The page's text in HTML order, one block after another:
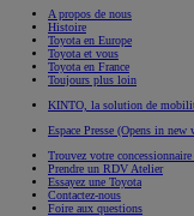
A propos de nous
Histoire
Toyota en Europe
Toyota et vous
Toyota en France
Toujours plus loin
KINTO, la solution de
Espace Presse (Opens in new
Trouvez votre
Prendre un RDV Atelier
Essayez une Toyota
Contactez-nous
Foire aux questions